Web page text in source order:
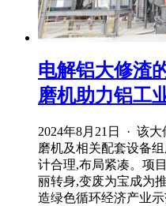
电解铝大修渣
磨机助力铝工
2024年8月21日 · 该
磨机及相关配套设备
计合理,布局紧凑。项
丽转身,变废为宝成为
造绿色循环经济产业